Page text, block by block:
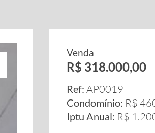
Venda
R$ 318.000,00
Ref: AP0019
Condomínio: R$
Iptu Anual: R$